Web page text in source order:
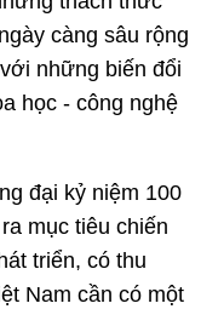
càng sâu rộng
những biến đổi
học - công nghệ
đại kỷ niệm 100
mục tiêu chiến
triển, có thu
Nam cần có một